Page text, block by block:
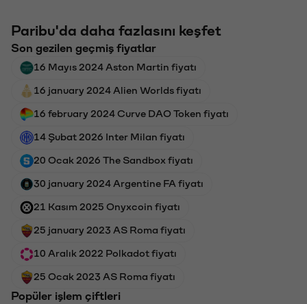
Paribu'da daha fazlasını keşfet
Son gezilen geçmiş fiyatlar
16 Mayıs 2024 Aston Martin fiyatı
16 january 2024 Alien Worlds fiyatı
16 february 2024 Curve DAO Token fiyatı
14 Şubat 2026 Inter Milan fiyatı
20 Ocak 2026 The Sandbox fiyatı
30 january 2024 Argentine FA fiyatı
21 Kasım 2025 Onyxcoin fiyatı
25 january 2023 AS Roma fiyatı
10 Aralık 2022 Polkadot fiyatı
25 Ocak 2023 AS Roma fiyatı
Popüler işlem çiftleri